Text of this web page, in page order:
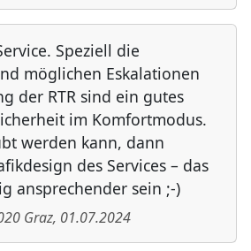
Speziell die
möglichen Eskalationen
der RTR sind ein gutes
im Komfortmodus.
werden kann, dann
des Services – das
ansprechender sein ;-)
Graz, 01.07.2024